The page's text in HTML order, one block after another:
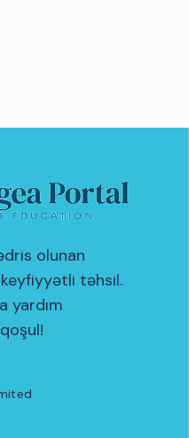
olunan
təhsil.
yardım